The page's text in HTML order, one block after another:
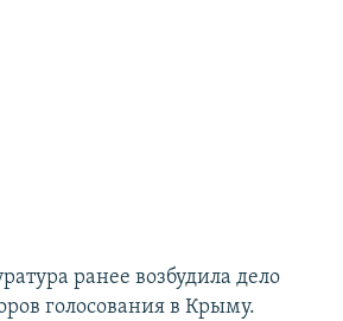
ранее возбудила дело
голосования в Крыму.